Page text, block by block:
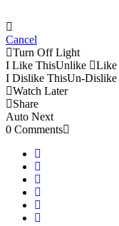
Cancel
Turn Off Light
I Like ThisUnlike Like
I Dislike ThisUn-Dislike
Watch Later
Share
Auto Next
0 Comments